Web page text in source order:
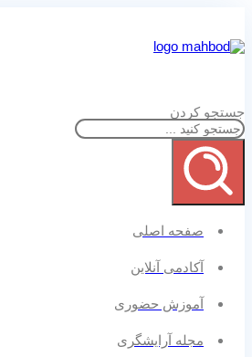
جستجو کردن
صفحه اصلی
آکادمی آنلاین
آموزش حضوری
مجله آرایشگری